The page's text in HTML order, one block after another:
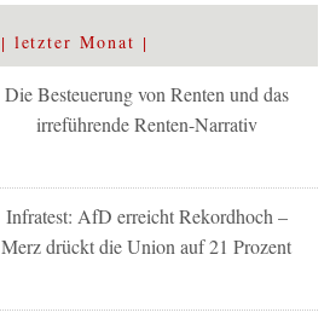
letzter Monat
Die Besteuerung von Renten und das
irreführende Renten-Narrativ
Infratest: AfD erreicht Rekordhoch –
Merz drückt die Union auf 21 Prozent